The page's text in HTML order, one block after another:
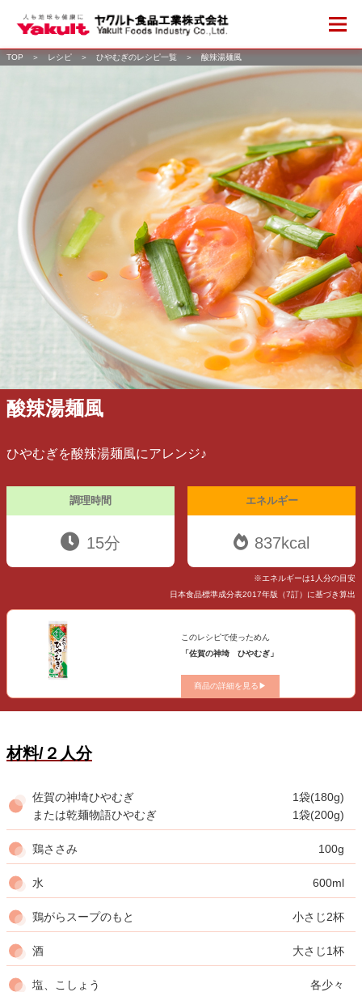
TOP ＞ レシピ ＞ ひやむぎのレシピ一覧 ＞ 酸辣湯麺風
酸辣湯麺風
ひやむぎを酸辣湯麺風にアレンジ♪
調理時間
15分
エネルギー
837kcal
※エネルギーは1人分の目安
日本食品標準成分表2017年版（7訂）に基づき算出
このレシピで使っためん
「佐賀の神埼 ひやむぎ」
商品の詳細を見る▶
材料/２人分
佐賀の神埼ひやむぎ
または乾麺物語ひやむぎ
1袋(180g)
1袋(200g)
鶏ささみ 100g
水 600ml
鶏がらスープのもと 小さじ2杯
酒 大さじ1杯
塩、こしょう 各少々